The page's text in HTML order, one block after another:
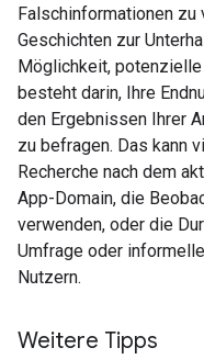
Falschinformationen
Geschichten zur
Möglichkeit,
besteht darin, Ihre
den Ergebnissen Ihrer
zu befragen. Das kann
Recherche nach dem
App-Domain, die
verwenden, oder die
Umfrage oder
Nutzern.
Weitere Tipps